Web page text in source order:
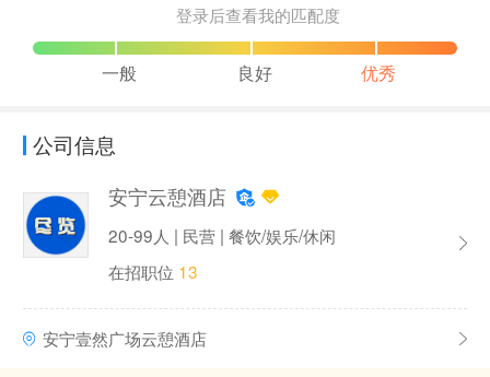
登录后查看我的匹配度
一般 良好 优秀
公司信息
安宁云憩酒店
20-99人 | 民营 | 餐饮/娱乐/休闲
在招职位 13
安宁壹然广场云憩酒店